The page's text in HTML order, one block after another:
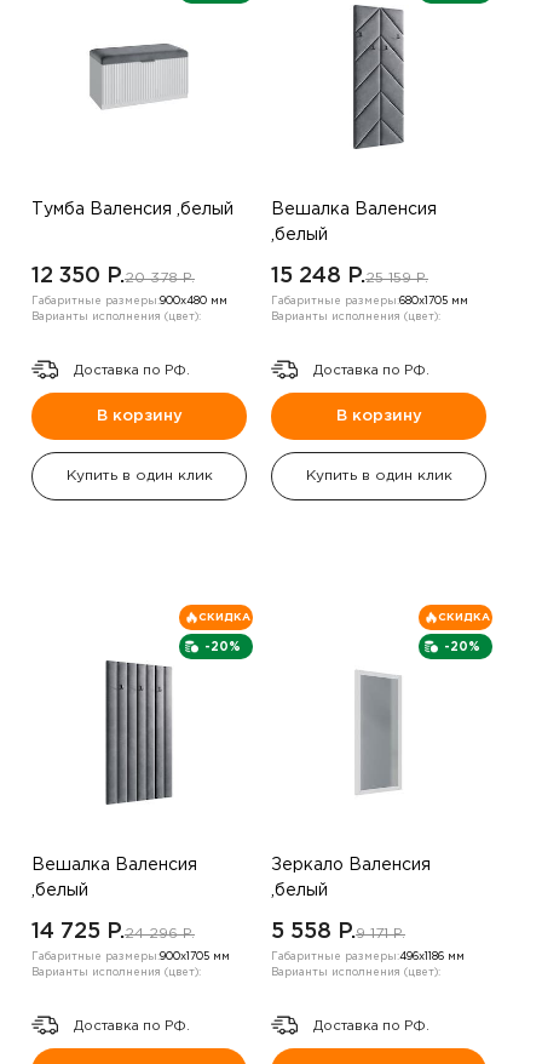
Тумба Валенсия ,белый
12 350 P.20 378 P.
Габаритные размеры:900х480 мм
Варианты исполнения (цвет):
Доставка по РФ.
В корзину
Купить в один клик
Вешалка Валенсия
,белый
15 248 P.25 159 P.
Габаритные размеры:680х1705 мм
Варианты исполнения (цвет):
Доставка по РФ.
В корзину
Купить в один клик
-20%
СКИДКА
Вешалка Валенсия
,белый
14 725 P.24 296 P.
Габаритные размеры:900х1705 мм
Варианты исполнения (цвет):
Доставка по РФ.
-20%
СКИДКА
Зеркало Валенсия
,белый
5 558 P.9 171 P.
Габаритные размеры:496х1186 мм
Варианты исполнения (цвет):
Доставка по РФ.